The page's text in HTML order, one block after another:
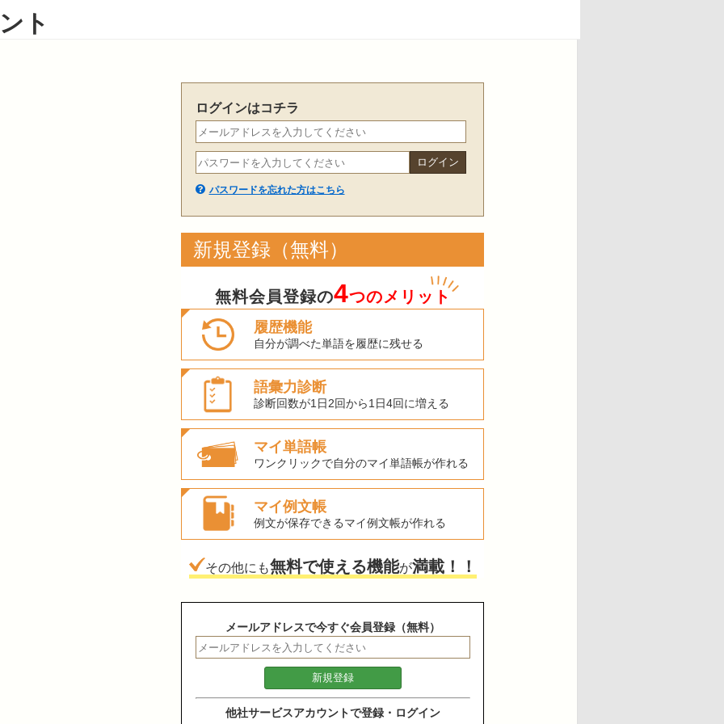
ト
ログインはコチラ
パスワードを忘れた方はこちら
新規登録（無料）
無料会員登録の4つのメリット
履歴機能
自分が調べた単語を履歴に残せる
語彙力診断
診断回数が1日2回から1日4回に増える
マイ単語帳
ワンクリックで自分のマイ単語帳が作れる
マイ例文帳
例文が保存できるマイ例文帳が作れる
その他にも無料で使える機能が満載！！
メールアドレスで今すぐ会員登録（無料）
他社サービスアカウントで登録・ログイン